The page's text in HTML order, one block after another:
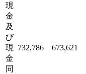
現
金
及
び
現
金
同
732,786 673,621